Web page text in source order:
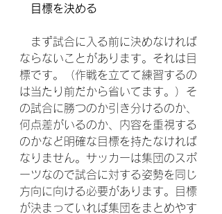
目標を決める
まず試合に入る前に決めなければ
ならないことがあります。それは目
標です。（作戦を立てて練習するの
は当たり前だから省いてます。）そ
の試合に勝つのか引き分けるのか、
何点差がいるのか、内容を重視する
のかなど明確な目標を持たなければ
なりません。サッカーは集団のスポ
ーツなので試合に対する姿勢を同じ
方向に向ける必要があります。目標
が決まっていれば集団をまとめやす